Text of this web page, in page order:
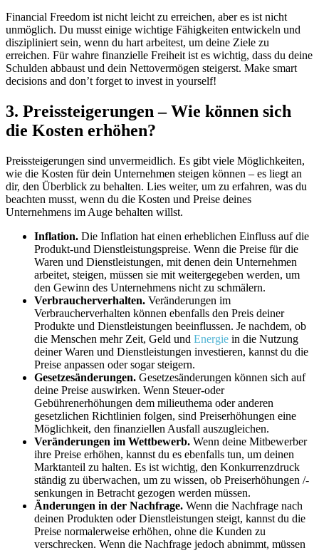
Financial Freedom ist nicht leicht zu erreichen, aber es ist nicht
unmöglich. Du musst einige wichtige Fähigkeiten entwickeln und
diszipliniert sein, wenn du hart arbeitest, um deine Ziele zu
erreichen. Für wahre finanzielle Freiheit ist es wichtig, dass du deine
Schulden abbaust und dein Nettovermögen steigerst. Make smart
decisions and don’t forget to invest in yourself!
3. Preissteigerungen – Wie können sich
die Kosten erhöhen?
Preissteigerungen sind unvermeidlich. Es gibt viele Möglichkeiten,
wie die Kosten für dein Unternehmen steigen können – es liegt an
dir, den Überblick zu behalten. Lies weiter, um zu erfahren, was du
beachten musst, wenn du die Kosten und Preise deines
Unternehmens im Auge behalten willst.
Inflation. Die Inflation hat einen erheblichen Einfluss auf die
Produkt-und Dienstleistungspreise. Wenn die Preise für die
Waren und Dienstleistungen, mit denen dein Unternehmen
arbeitet, steigen, müssen sie mit weitergegeben werden, um
den Gewinn des Unternehmens nicht zu schmälern.
Verbraucherverhalten. Veränderungen im
Verbraucherverhalten können ebenfalls den Preis deiner
Produkte und Dienstleistungen beeinflussen. Je nachdem, ob
die Menschen mehr Zeit, Geld und Energie in die Nutzung
deiner Waren und Dienstleistungen investieren, kannst du die
Preise anpassen oder sogar steigern.
Gesetzesänderungen. Gesetzesänderungen können sich auf
deine Preise auswirken. Wenn Steuer-oder
Gebührenerhöhungen dem milieuthema oder anderen
gesetzlichen Richtlinien folgen, sind Preiserhöhungen eine
Möglichkeit, den finanziellen Ausfall auszugleichen.
Veränderungen im Wettbewerb. Wenn deine Mitbewerber
ihre Preise erhöhen, kannst du es ebenfalls tun, um deinen
Marktanteil zu halten. Es ist wichtig, den Konkurrenzdruck
ständig zu überwachen, um zu wissen, ob Preiserhöhungen /-
senkungen in Betracht gezogen werden müssen.
Änderungen in der Nachfrage. Wenn die Nachfrage nach
deinen Produkten oder Dienstleistungen steigt, kannst du die
Preise normalerweise erhöhen, ohne die Kunden zu
verschrecken. Wenn die Nachfrage jedoch abnimmt, müssen